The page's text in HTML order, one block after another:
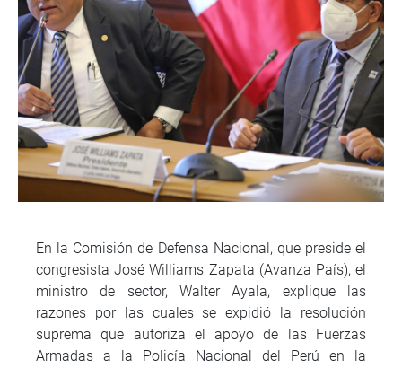
En la Comisión de Defensa Nacional, que preside el
congresista José Williams Zapata (Avanza País), el
ministro de sector, Walter Ayala, explique las
razones por las cuales se expidió la resolución
suprema que autoriza el apoyo de las Fuerzas
Armadas a la Policía Nacional del Perú en la